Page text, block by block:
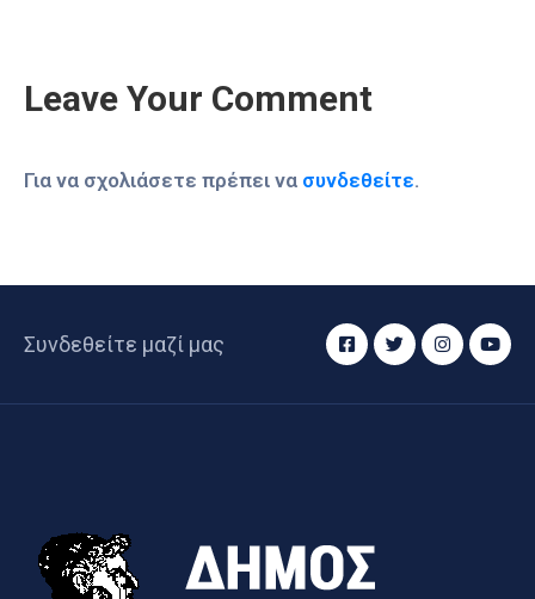
Leave Your Comment
Για να σχολιάσετε πρέπει να συνδεθείτε.
Συνδεθείτε μαζί μας